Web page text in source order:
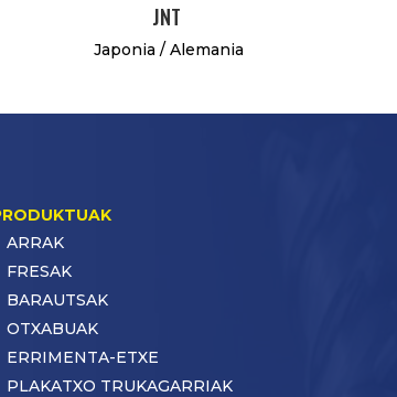
JNT
Japonia / Alemania
ARRAK
FRESAK
BARAUTSAK
OTXABUAK
ERRIMENTA-ETXE
PLAKATXO TRUKAGARRIAK